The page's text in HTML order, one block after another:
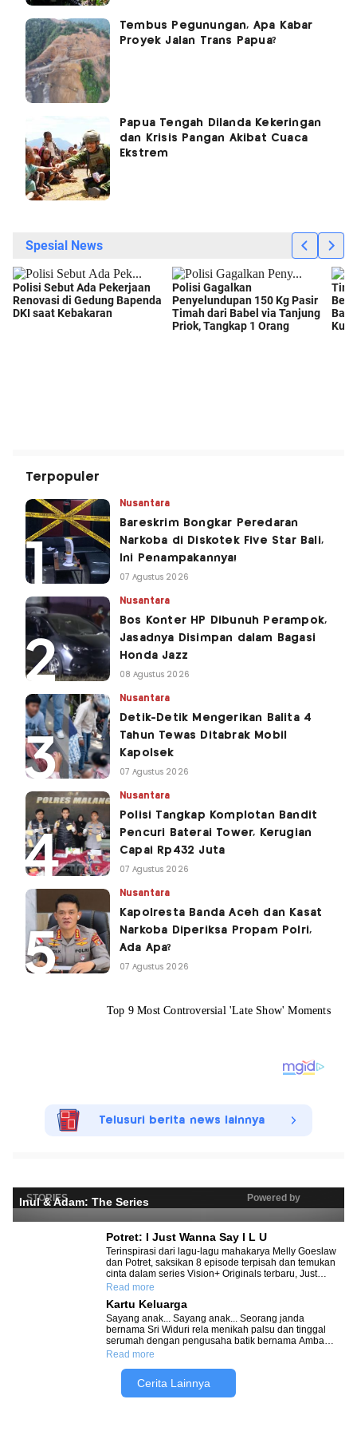
Tembus Pegunungan, Apa Kabar
Proyek Jalan Trans Papua?
Papua Tengah Dilanda Kekeringan
dan Krisis Pangan Akibat Cuaca
Ekstrem
Terpopuler
Nusantara
Bareskrim Bongkar Peredaran
Narkoba di Diskotek Five Star Bali,
Ini Penampakannya!
07 Agustus 2026
Nusantara
Bos Konter HP Dibunuh Perampok,
Jasadnya Disimpan dalam Bagasi
Honda Jazz
08 Agustus 2026
Nusantara
Detik-Detik Mengerikan Balita 4
Tahun Tewas Ditabrak Mobil
Kapolsek
07 Agustus 2026
Nusantara
Polisi Tangkap Komplotan Bandit
Pencuri Baterai Tower, Kerugian
Capai Rp432 Juta
07 Agustus 2026
Nusantara
Kapolresta Banda Aceh dan Kasat
Narkoba Diperiksa Propam Polri,
Ada Apa?
07 Agustus 2026
Telusuri berita news lainnya